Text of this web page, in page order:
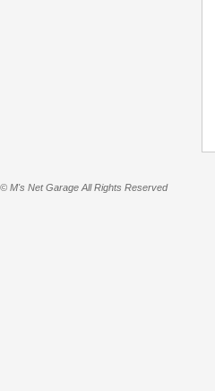
© M's Net Garage All Rights Reserved